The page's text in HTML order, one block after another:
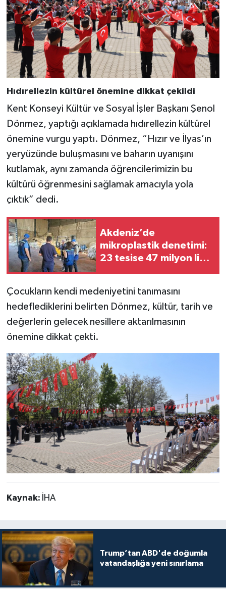
Hıdırellezin kültürel önemine dikkat çekildi
Kent Konseyi Kültür ve Sosyal İşler Başkanı Şenol
Dönmez, yaptığı açıklamada hıdırellezin kültürel
önemine vurgu yaptı. Dönmez, “Hızır ve İlyas’ın
yeryüzünde buluşmasını ve baharın uyanışını
kutlamak, aynı zamanda öğrencilerimizin bu
kültürü öğrenmesini sağlamak amacıyla yola
çıktık” dedi.
Akdeniz’de
mikroplastik denetimi:
23 tesise 47 milyon lira
Çocukların kendi medeniyetini tanımasını
hedeflediklerini belirten Dönmez, kültür, tarih ve
değerlerin gelecek nesillere aktarılmasının
önemine dikkat çekti.
Kaynak: İHA
Trump’tan ABD'de doğumla
vatandaşlığa yeni sınırlama